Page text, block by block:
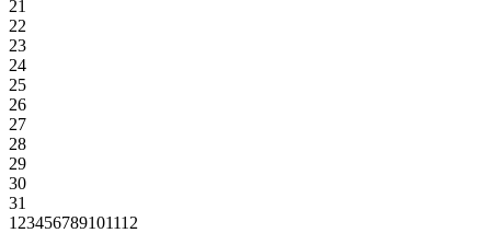
21
22
23
24
25
26
27
28
29
30
31
1 23456789101112